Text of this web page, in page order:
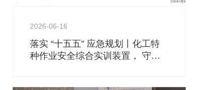
2026-06-16
落实 “十五五” 应急规划丨化工特
种作业安全综合实训装置， 守住